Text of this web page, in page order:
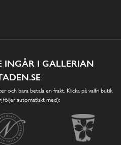
INGÅR I GALLERIAN
och bara betala en frakt. Klicka på valfri butik
följer automatiskt med):